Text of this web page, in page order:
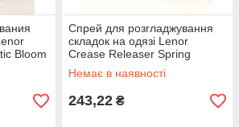
Bloom
Спрей для розгладжування
складок на одязі Lenor
Crease Releaser Spring
500мл Великобританія
Немає в наявності
243,22 ₴